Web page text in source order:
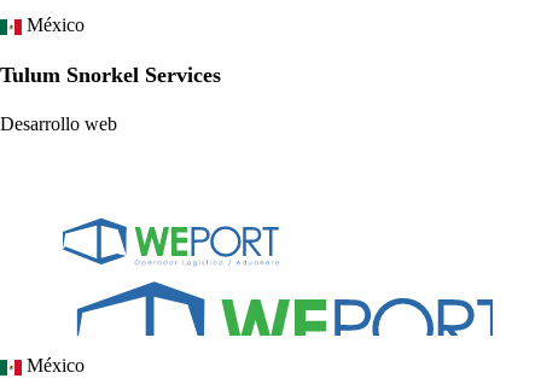
México
Tulum Snorkel Services
Desarrollo web
México